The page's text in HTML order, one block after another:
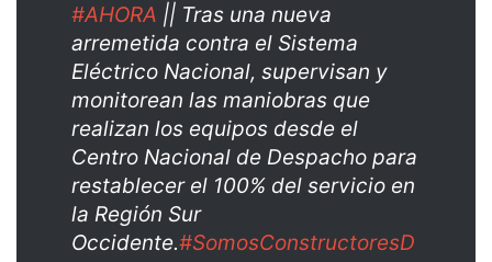
#AHORA || Tras una nueva
arremetida contra el Sistema
Eléctrico Nacional, supervisan y
monitorean las maniobras que
realizan los equipos desde el
Centro Nacional de Despacho para
restablecer el 100% del servicio en
la Región Sur
Occidente.#SomosConstructoresD